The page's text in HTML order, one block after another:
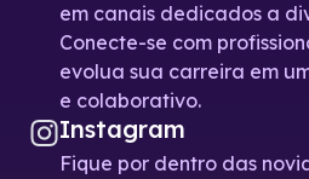
em canais dedicados a
Conecte-se com
evolua sua carreira em
e colaborativo.
Instagram
Fique por dentro das